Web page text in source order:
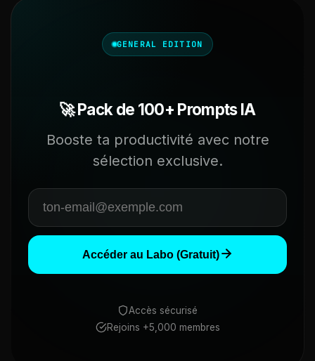
GENERAL EDITION
🚀 Pack de 100+ Prompts IA
Booste ta productivité avec notre
sélection exclusive.
Accéder au Labo (Gratuit)
Accès sécurisé
Rejoins +5,000 membres